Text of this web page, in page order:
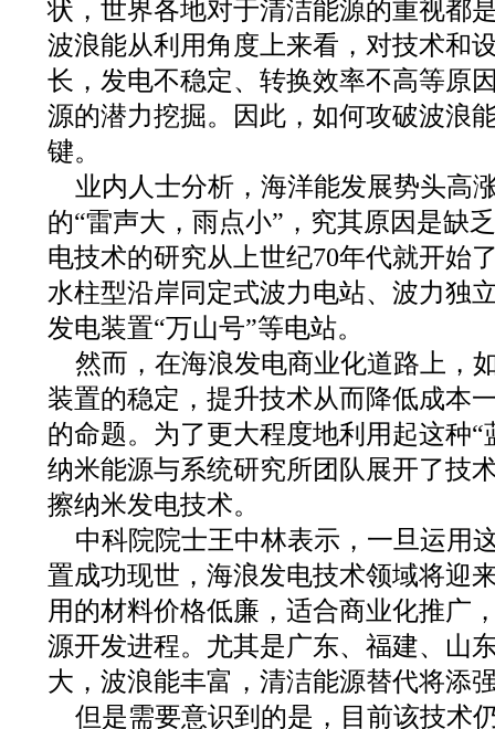
状，世界各地对于清洁能源的重视都
波浪能从利用角度上来看，对技术和
长，发电不稳定、转换效率不高等原
源的潜力挖掘。因此，如何攻破波浪
键。
业内人士分析，海洋能发展势头高
的“雷声大，雨点小”，究其原因是缺
电技术的研究从上世纪70年代就开始
水柱型沿岸同定式波力电站、波力独
发电装置“万山号”等电站。
然而，在海浪发电商业化道路上，
装置的稳定，提升技术从而降低成本
的命题。为了更大程度地利用起这种
纳米能源与系统研究所团队展开了技
擦纳米发电技术。
中科院院士王中林表示，一旦运用
置成功现世，海浪发电技术领域将迎
用的材料价格低廉，适合商业化推广
源开发进程。尤其是广东、福建、山
大，波浪能丰富，清洁能源替代将添
但是需要意识到的是，目前该技术